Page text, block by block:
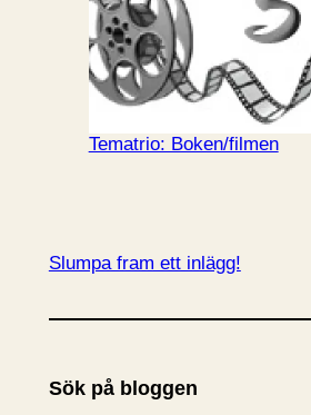
Tematrio: Boken/filmen
Slumpa fram ett inlägg!
Sök på bloggen